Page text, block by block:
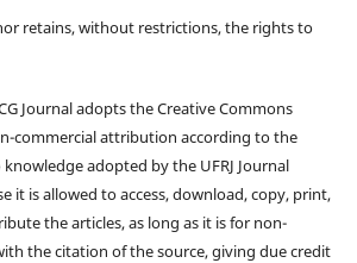
retains, without restrictions, the rights to
Journal adopts the Creative Commons
commercial attribution according to the
knowledge adopted by the UFRJ Journal
it is allowed to access, download, copy, print,
the articles, as long as it is for non-
the citation of the source, giving due credit